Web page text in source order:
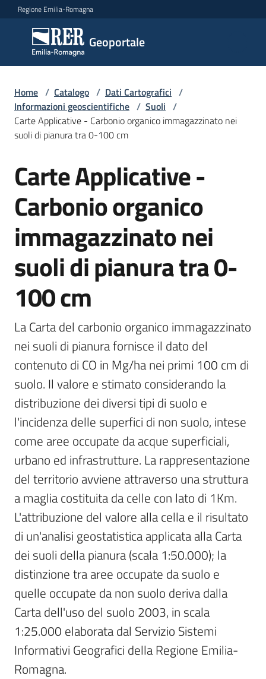
Vai al contenuto
Vai alla navigazione
Vai al footer
Regione Emilia-Romagna
Geoportale
Geoportale
Catalogo
dati,
servizi
e
Visualizza
dati
on-
line
Scarica
Approfondimenti
Archivio
cartografico
su
Home / Catalogo / Dati Cartografici /
Informazioni geoscientifiche / Suoli /
Carte Applicative - Carbonio organico immagazzinato nei
suoli di pianura tra 0-100 cm
Salta al contenuto
Carte Applicative -
Carbonio organico
immagazzinato nei
suoli di pianura tra 0-
100 cm
La Carta del carbonio organico immagazzinato
nei suoli di pianura fornisce il dato del
contenuto di CO in Mg/ha nei primi 100 cm di
suolo. Il valore e stimato considerando la
distribuzione dei diversi tipi di suolo e
l'incidenza delle superfici di non suolo, intese
come aree occupate da acque superficiali,
urbano ed infrastrutture. La rappresentazione
del territorio avviene attraverso una struttura
a maglia costituita da celle con lato di 1Km.
L'attribuzione del valore alla cella e il risultato
di un'analisi geostatistica applicata alla Carta
dei suoli della pianura (scala 1:50.000); la
distinzione tra aree occupate da suolo e
quelle occupate da non suolo deriva dalla
Carta dell'uso del suolo 2003, in scala
1:25.000 elaborata dal Servizio Sistemi
Informativi Geografici della Regione Emilia-
Romagna.